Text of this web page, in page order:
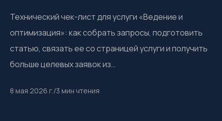
Технический чек-лист для услуги «Ведение и
оптимизация»: как собрать запросы, подготовить
статью, связать ее со страницей услуги и получить
больше целевых заявок из…
8 мая 2026 г./3 мин чтения